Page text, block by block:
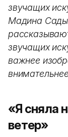
звучащих
Мадина
звучащих
важнее
«Я сняла
ветер»